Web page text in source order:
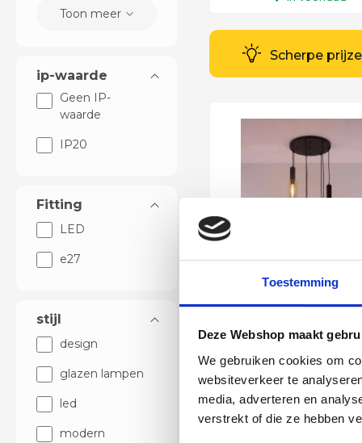
Toestemming
Deze Webshop maakt
We gebruiken cookies om
websiteverkeer te
media, adverteren en
verstrekt of die ze hebben
Toon meer
ip-waarde
Geen IP-
waarde
IP20
Fitting
LED
e27
stijl
design
glazen lampen
led
modern
Op werkdagen voor
besteld = vandaag
Scherpe
Videlamp
zwarte kokerspots
amber glazen -
€ 399,00
In voorraad